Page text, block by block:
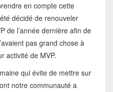
en compte cette
décidé de renouveler
de l’année dernière afin de
pas grand chose à
activité de MVP.
qui évite de mettre sur
notre communauté a